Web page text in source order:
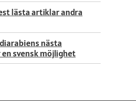
lästa artiklar andra
nästa
svensk möjlighet